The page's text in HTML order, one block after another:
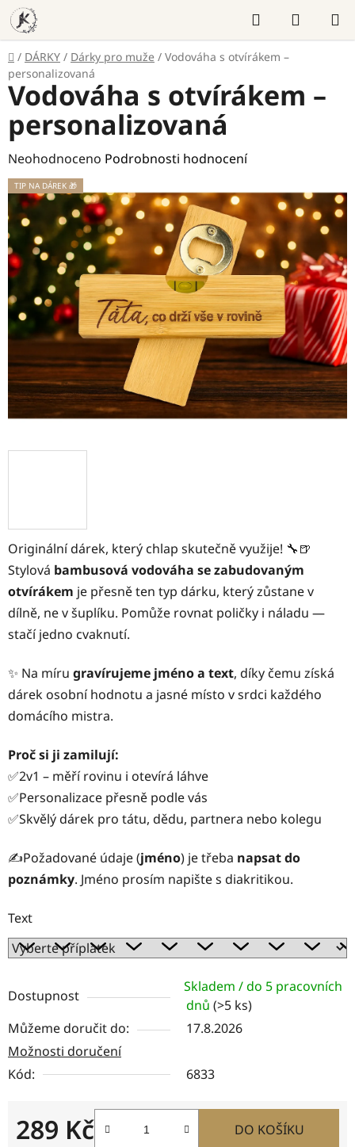
Přejít
na
obsah
Hledat
KOŠÍK
Domů
/ DÁRKY / Dárky pro muže / Vodováha s otvírákem –
personalizovaná
Originální dárek, který chlap skutečně využije! 🔧🍺
Stylová bambusová vodováha se zabudovaným
otvírákem je přesně ten typ dárku, který zůstane v
dílně, ne v šuplíku. Pomůže rovnat poličky i náladu —
stačí jedno cvaknutí.
✨ Na míru gravírujeme jméno a text, díky čemu získá
dárek osobní hodnotu a jasné místo v srdci každého
domácího mistra.
Proč si ji zamilují:
✅2v1 – měří rovinu i otevírá láhve
✅Personalizace přesně podle vás
✅Skvělý dárek pro tátu, dědu, partnera nebo kolegu
✍️Požadované údaje (jméno) je třeba napsat do
poznámky. Jméno prosím napište s diakritikou.
Text
Dostupnost
Skladem / do 5 pracovních
dnů (>5 ks)
Můžeme doručit do:
17.8.2026
Možnosti doručení
Kód:
6833
289 Kč DO KOŠÍKU
Vodováha s otvírákem –
personalizovaná
Průměrné
hodnocení
produktu
je
0,0
z
hvězdiček.
Neohodnoceno Podrobnosti hodnocení
TIP NA DÁREK 🎁